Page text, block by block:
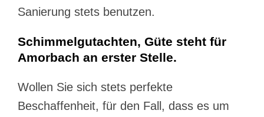
Sanierung stets benutzen.
Schimmelgutachten, Güte steht für
Amorbach an erster Stelle.
Wollen Sie sich stets perfekte
Beschaffenheit, für den Fall, dass es um